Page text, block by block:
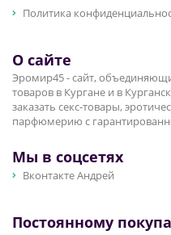
Политика
О сайте
Эромир45 - сайт,
товаров в Кургане и в
заказать секс-товары,
парфюмерию с
Мы в соцсетях
Вконтакте Андрей
Постоянному